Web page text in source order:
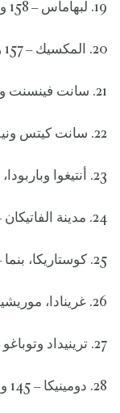
19. لبهاماس – 158 وجهة
20. المكسيك – 157 وجهة
21. سانت فينسنت والغرينادين، الأوروغواي – 156 وجهة
22. سانت كيتس ونيفيس – 155 وجهة
23. أنتيغوا وباربودا، السيشل – 154 وجهة
24. مدينة الفاتيكان – 152 وجهة
25. كوستاريكا، بنما – 148 وجهة
26. غرينادا، موريشيوس – 147 وجهة
27. ترينيداد وتوباغو – 146 وجهة
28. دومينيكا – 145 وجهة